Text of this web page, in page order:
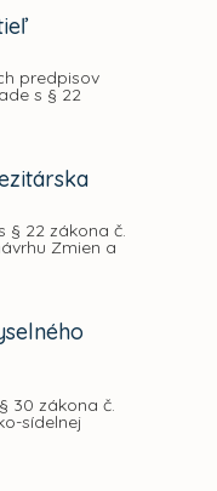
predpisov
s § 22
§ 22 zákona č.
Zmien a
30 zákona č.
sídelnej